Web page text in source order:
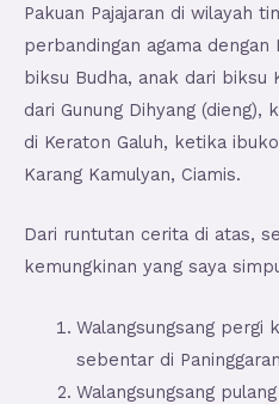
Pakuan Pajajaran di wilayah
perbandingan agama dengan
biksu Budha, anak dari biksu
dari Gunung Dihyang (dieng),
di Keraton Galuh, ketika
Karang Kamulyan, Ciamis.
Dari runtutan cerita di atas,
kemungkinan yang saya
Walangsungsang pergi
sebentar di
Walangsungsang